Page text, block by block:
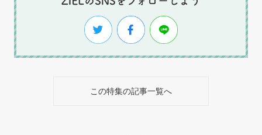
この特集の記事一覧へ